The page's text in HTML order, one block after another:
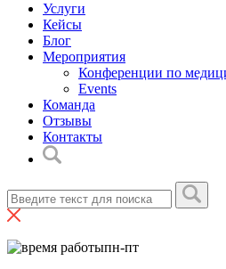
Услуги
Кейсы
Блог
Мероприятия
Конференции по
Events
Команда
Отзывы
Контакты
пн-пт